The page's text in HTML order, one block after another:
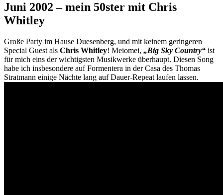
Juni 2002 – mein 50ster mit Chris
Whitley
Große Party im Hause Duesenberg, und mit keinem geringeren
Special Guest als Chris Whitley! Meiomei, „Big Sky Country“ ist
für mich eins der wichtigsten Musikwerke überhaupt. Diesen Song
habe ich insbesondere auf Formentera in der Casa des Thomas
Stratmann einige Nächte lang auf Dauer-Repeat laufen lassen.